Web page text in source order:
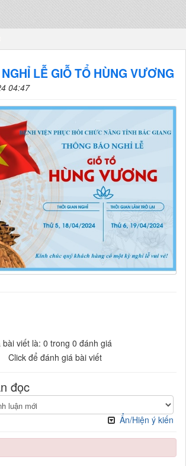
LỄ GIỖ TỔ HÙNG VƯƠNG
04:47
viết là: 0 trong 0 đánh giá
Click để đánh giá bài viết
đọc
Ẩn/Hiện ý kiến